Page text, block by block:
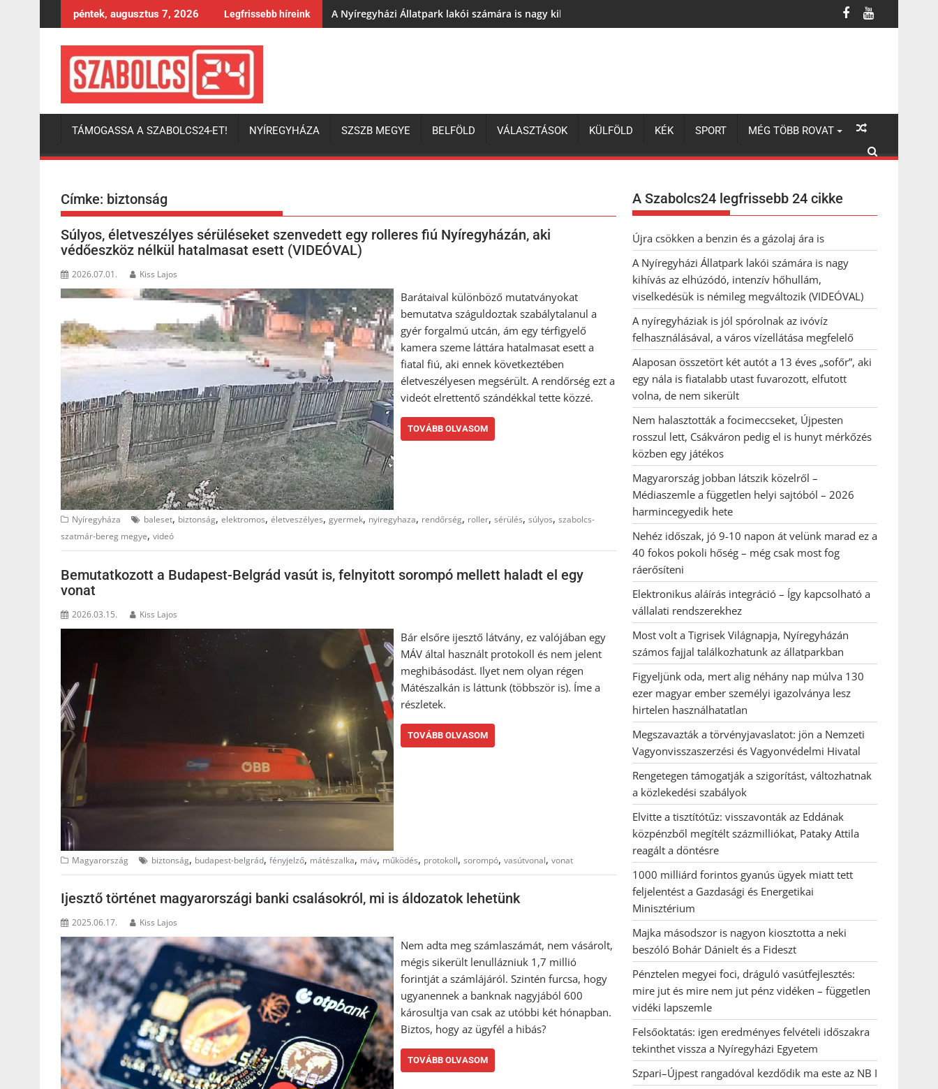
to
péntek, augusztus 7, 2026 Legfrissebb híreink A Nyíregyházi Állatpark lakói számára is nagy kihívás az elhúzódó, intenzív hőhullám, viselkedésük is némileg megváltozik
TÁMOGASSA A SZABOLCS24-ET! NYÍREGYHÁZA SZSZB MEGYE BELFÖLD VÁLASZTÁSOK KÜLFÖLD KÉK SPORT MÉG TÖBB ROVAT
Címke: biztonság
Súlyos, életveszélyes sérüléseket szenvedett egy rolleres fiú Nyíregyházán, aki
védőeszköz nélkül hatalmasat esett (VIDEÓVAL)
2026.07.01. Kiss Lajos
Barátaival különböző mutatványokat
bemutatva száguldoztak szabálytalanul a
gyér forgalmú utcán, ám egy térfigyelő
kamera szeme láttára hatalmasat esett a
fiatal fiú, aki ennek következtében
életveszélyesen megsérült. A rendőrség ezt a
videót elrettentő szándékkal tette közzé.
TOVÁBB OLVASOM
Nyíregyháza baleset, biztonság, elektromos, életveszélyes, gyermek, nyiregyhaza, rendőrség, roller, sérülés, súlyos, szabolcs-
szatmár-bereg megye, videó
Bemutatkozott a Budapest-Belgrád vasút is, felnyitott sorompó mellett haladt el egy
vonat
2026.03.15. Kiss Lajos
Bár elsőre ijesztő látvány, ez valójában egy
MÁV által használt protokoll és nem jelent
meghibásodást. Ilyet nem olyan régen
Mátészalkán is láttunk (többször is). Íme a
részletek.
TOVÁBB OLVASOM
Magyarország biztonság, budapest-belgrád, fényjelző, mátészalka, máv, működés, protokoll, sorompó, vasútvonal, vonat
Ijesztő történet magyarországi banki csalásokról, mi is áldozatok lehetünk
2025.06.17. Kiss Lajos
Nem adta meg számlaszámát, nem vásárolt,
mégis sikerült lenullázniuk 1,7 millió
forintját a számlájáról. Szintén furcsa, hogy
ugyanennek a banknak nagyjából 600
károsultja van csak az utóbbi két hónapban.
Biztos, hogy az ügyfél a hibás?
TOVÁBB OLVASOM
A Szabolcs24 legfrissebb 24 cikke
Újra csökken a benzin és a gázolaj ára is
A Nyíregyházi Állatpark lakói számára is nagy
kihívás az elhúzódó, intenzív hőhullám,
viselkedésük is némileg megváltozik (VIDEÓVAL)
A nyíregyháziak is jól spórolnak az ivóvíz
felhasználásával, a város vízellátása megfelelő
Alaposan összetört két autót a 13 éves „sofőr”, aki
egy nála is fiatalabb utast fuvarozott, elfutott
volna, de nem sikerült
Nem halasztották a focimeccseket, Újpesten
rosszul lett, Csákváron pedig el is hunyt mérkőzés
közben egy játékos
Magyarország jobban látszik közelről –
Médiaszemle a független helyi sajtóból – 2026
harmincegyedik hete
Nehéz időszak, jó 9-10 napon át velünk marad ez a
40 fokos pokoli hőség – még csak most fog
ráerősíteni
Elektronikus aláírás integráció – Így kapcsolható a
vállalati rendszerekhez
Most volt a Tigrisek Világnapja, Nyíregyházán
számos fajjal találkozhatunk az állatparkban
Figyeljünk oda, mert alig néhány nap múlva 130
ezer magyar ember személyi igazolványa lesz
hirtelen használhatatlan
Megszavazták a törvényjavaslatot: jön a Nemzeti
Vagyonvisszaszerzési és Vagyonvédelmi Hivatal
Rengetegen támogatják a szigorítást, változhatnak
a közlekedési szabályok
Elvitte a tisztítótűz: visszavonták az Eddának
közpénzből megítélt százmilliókat, Pataky Attila
reagált a döntésre
1000 milliárd forintos gyanús ügyek miatt tett
feljelentést a Gazdasági és Energetikai
Minisztérium
Majka másodszor is nagyon kiosztotta a neki
beszóló Bohár Dánielt és a Fideszt
Pénztelen megyei foci, dráguló vasútfejlesztés:
mire jut és mire nem jut pénz vidéken – független
vidéki lapszemle
Felsőoktatás: igen eredményes felvételi időszakra
tekinthet vissza a Nyíregyházi Egyetem
Szpari–Újpest rangadóval kezdődik ma este az NB I